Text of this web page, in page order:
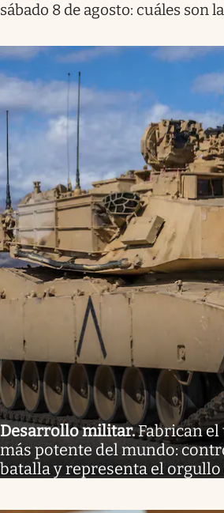
sábado 8 de agosto: cuáles son
Desarrollo militar.Fabrican el
más potente del mundo:
batalla y representa el orgullo